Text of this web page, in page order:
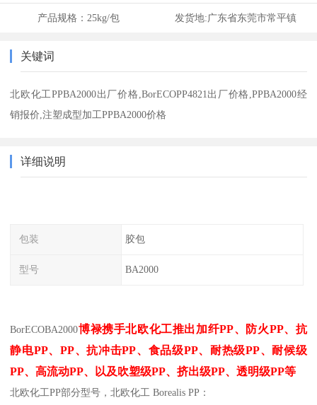
产品规格： 25kg/包 发货地:广东省东莞市常平镇
关键词
北欧化工PPBA2000出厂价格,BorECOPP4821出厂价格,PPBA2000经
销报价,注塑成型加工PPBA2000价格
详细说明
包装 胶包
型号 BA2000
BorECOBA2000博禄携手北欧化工推出加纤PP、防火PP、抗
静电PP、PP、抗冲击PP、食品级PP、耐热级PP、耐候级
PP、高流动PP、以及吹塑级PP、挤出级PP、透明级PP等
北欧化工PP部分型号，北欧化工 Borealis PP：